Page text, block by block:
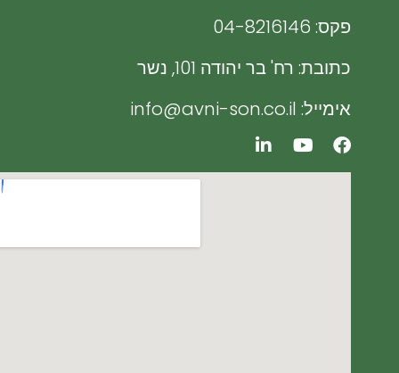
פקס: 04-8216146
כתובת: רח' בר יהודה 101, נשר
אימייל: info@avni-son.co.il